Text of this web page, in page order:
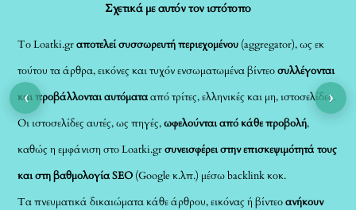
Σχετικά με αυτόν τον ιστότοπο
Το Loatki.grαποτελεί συσσωρευτή περιεχομένου (aggregator), ως εκ
τούτου τα άρθρα, εικόνες και τυχόν ενσωματωμένα βίντεοσυλλέγονται
και προβάλλονται αυτόματααπό τρίτες, ελληνικές και μη, ιστοσελίδες.
Οι ιστοσελίδες αυτές, ως πηγές,ωφελούνται από κάθε προβολή,
καθώς η εμφάνιση στο Loatki.grσυνεισφέρει στην επισκεψιμότητά τους
και στη βαθμολογία SEO (Google κ.λπ.) μέσω backlink κοκ.
Τα πνευματικά δικαιώματα κάθε άρθρου, εικόνας ή βίντεοανήκουν
‹ ›